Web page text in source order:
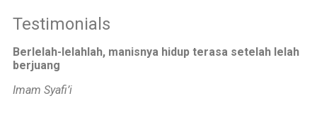
Testimonials
Berlelah-lelahlah, manisnya hidup terasa setelah lelah
berjuang
Imam Syafi’i